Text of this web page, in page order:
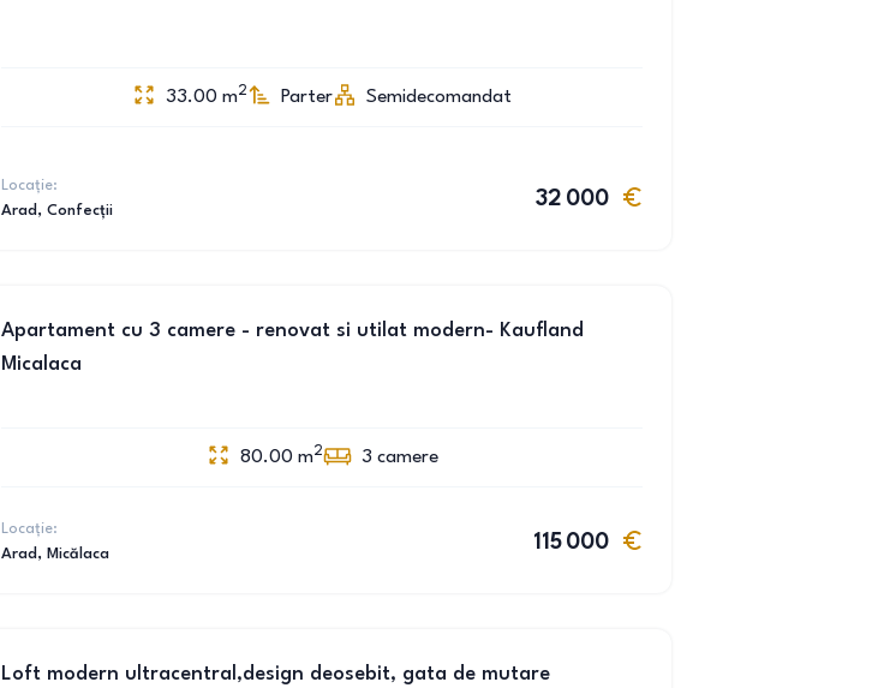
33.00 m2 Parter Semidecomandat
Locație:
Arad , Confecții
32 000
Apartament cu 3 camere - renovat si utilat modern- Kaufland
Micalaca
80.00 m2 3 camere
Locație:
Arad , Micălaca
115 000
Loft modern ultracentral,design deosebit, gata de mutare